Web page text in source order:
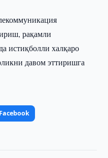
рақамли
истиқболли халқаро
давом эттиришга
Facebook